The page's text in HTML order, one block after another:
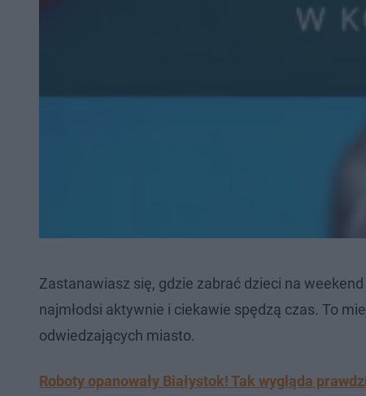
Zastanawiasz się, gdzie zabrać dzieci na
najmłodsi aktywnie i ciekawie spędzą czas. To
odwiedzających miasto.
Roboty opanowały Białystok! Tak wygląda